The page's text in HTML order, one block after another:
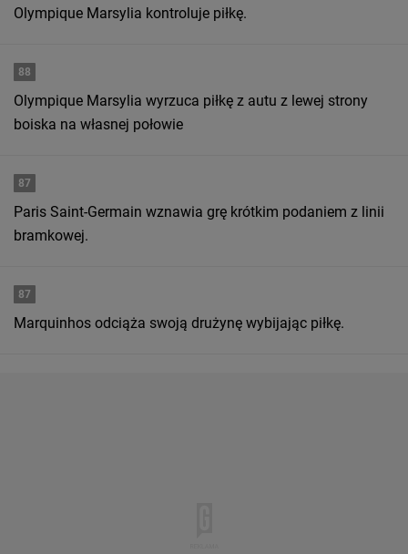
Olympique Marsylia kontroluje piłkę.
88
Olympique Marsylia wyrzuca piłkę z autu z lewej strony
boiska na własnej połowie
87
Paris Saint-Germain wznawia grę krótkim podaniem z linii
bramkowej.
87
Marquinhos odciąża swoją drużynę wybijając piłkę.